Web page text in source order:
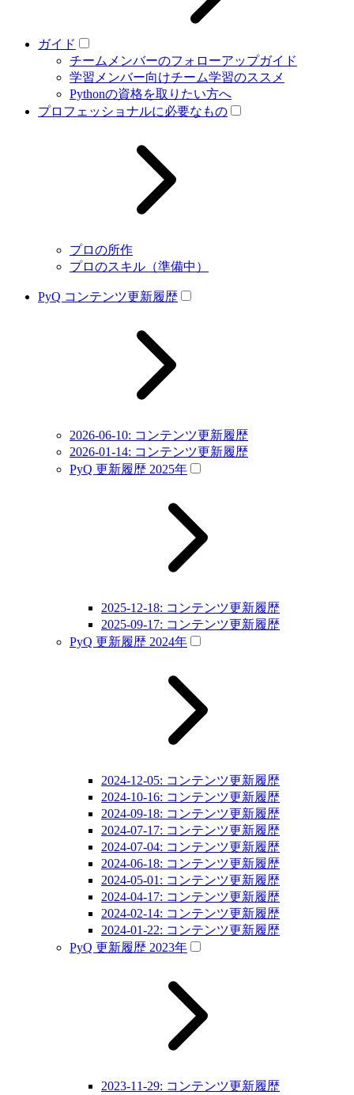
ガイド
チームメンバーのフォローアップガイド
学習メンバー向けチーム学習のススメ
Pythonの資格を取りたい方へ
プロフェッショナルに必要なもの
プロの所作
プロのスキル（準備中）
PyQ コンテンツ更新履歴
2026-06-10: コンテンツ更新履歴
2026-01-14: コンテンツ更新履歴
PyQ 更新履歴 2025年
2025-12-18: コンテンツ更新履歴
2025-09-17: コンテンツ更新履歴
PyQ 更新履歴 2024年
2024-12-05: コンテンツ更新履歴
2024-10-16: コンテンツ更新履歴
2024-09-18: コンテンツ更新履歴
2024-07-17: コンテンツ更新履歴
2024-07-04: コンテンツ更新履歴
2024-06-18: コンテンツ更新履歴
2024-05-01: コンテンツ更新履歴
2024-04-17: コンテンツ更新履歴
2024-02-14: コンテンツ更新履歴
2024-01-22: コンテンツ更新履歴
PyQ 更新履歴 2023年
2023-11-29: コンテンツ更新履歴